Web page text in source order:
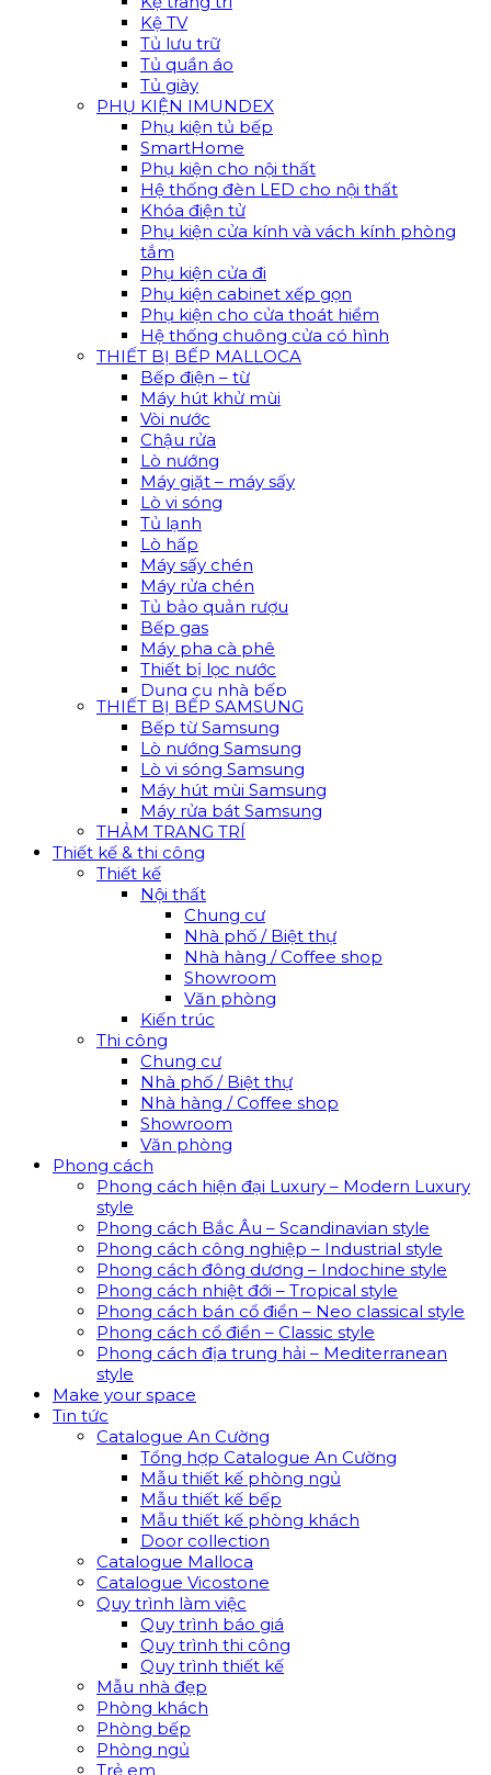
Kệ TV
Tủ lưu trữ
Tủ quần áo
Tủ giày
PHỤ KIỆN IMUNDEX
Phụ kiện tủ bếp
SmartHome
Phụ kiện cho nội thất
Hệ thống đèn LED cho nội thất
Khóa điện tử
Phụ kiện cửa kính và vách kính phòng
tắm
Phụ kiện cửa đi
Phụ kiện cabinet xếp gọn
Phụ kiện cho cửa thoát hiểm
Hệ thống chuông cửa có hình
THIẾT BỊ BẾP MALLOCA
Bếp điện – từ
Máy hút khử mùi
Vòi nước
Chậu rửa
Lò nướng
Máy giặt – máy sấy
Lò vi sóng
Tủ lạnh
Lò hấp
Máy sấy chén
Máy rửa chén
Tủ bảo quản rượu
Bếp gas
Máy pha cà phê
Thiết bị lọc nước
Dụng cụ nhà bếp
THIẾT BỊ BẾP SAMSUNG
Bếp từ Samsung
Lò nướng Samsung
Lò vi sóng Samsung
Máy hút mùi Samsung
Máy rửa bát Samsung
THẢM TRANG TRÍ
Thiết kế & thi công
Thiết kế
Nội thất
Chung cư
Nhà phố / Biệt thự
Nhà hàng / Coffee shop
Showroom
Văn phòng
Kiến trúc
Thi công
Chung cư
Nhà phố / Biệt thự
Nhà hàng / Coffee shop
Showroom
Văn phòng
Phong cách
Phong cách hiện đại Luxury – Modern Luxury
style
Phong cách Bắc Âu – Scandinavian style
Phong cách công nghiệp – Industrial style
Phong cách đông dương – Indochine style
Phong cách nhiệt đới – Tropical style
Phong cách bán cổ điển – Neo classical style
Phong cách cổ điển – Classic style
Phong cách địa trung hải – Mediterranean
style
Make your space
Tin tức
Catalogue An Cường
Tổng hợp Catalogue An Cường
Mẫu thiết kế phòng ngủ
Mẫu thiết kế bếp
Mẫu thiết kế phòng khách
Door collection
Catalogue Malloca
Catalogue Vicostone
Quy trình làm việc
Quy trình báo giá
Quy trình thi công
Quy trình thiết kế
Mẫu nhà đẹp
Phòng khách
Phòng bếp
Phòng ngủ
Trẻ em